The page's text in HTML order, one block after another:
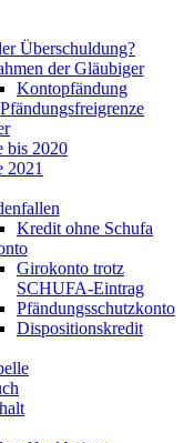
Überschuldung?
der Gläubiger
Kontopfändung
bis 2020
2021
Kredit ohne Schufa
Girokonto trotz
SCHUFA-Eintrag
Pfändungsschutzkonto
Dispositionskredit